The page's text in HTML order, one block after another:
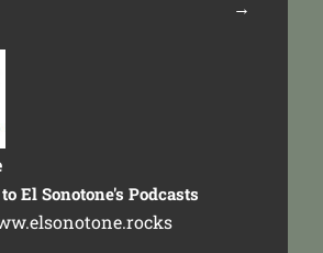
→
El Sonotone's Podcasts